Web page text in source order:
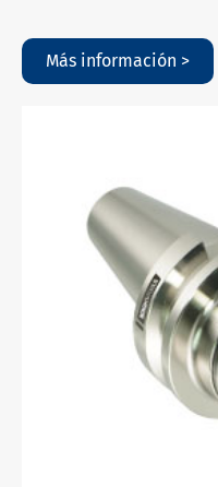
Más información >